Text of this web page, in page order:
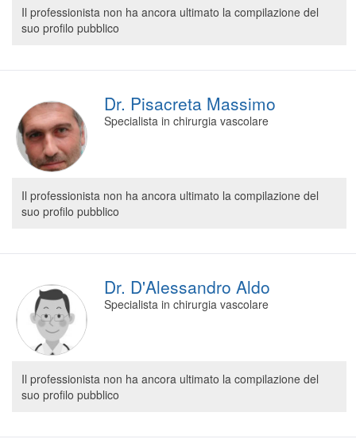
Il professionista non ha ancora ultimato la compilazione del
suo profilo pubblico
Dr. Pisacreta Massimo
Specialista in chirurgia vascolare
Il professionista non ha ancora ultimato la compilazione del
suo profilo pubblico
Dr. D'Alessandro Aldo
Specialista in chirurgia vascolare
Il professionista non ha ancora ultimato la compilazione del
suo profilo pubblico